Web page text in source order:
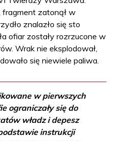
fragment zatonął w
znalazło się sto
ofiar zostały rozrzucone w
Wrak nie eksplodował,
się niewiele paliwa.
w pierwszych
ograniczały się do
władz i depesz
instrukcji